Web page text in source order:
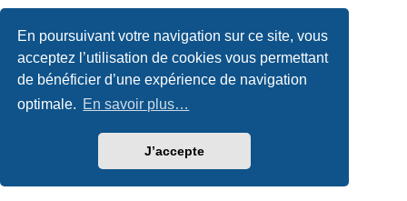
En poursuivant votre navigation sur ce site, vous
acceptez l’utilisation de cookies vous permettant
de bénéficier d’une expérience de navigation
optimale. En savoir plus…
J’accepte